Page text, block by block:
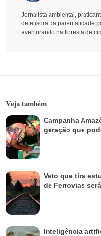
Jornalista ambiental,
defensora da parentalidade
aventurando na floresta de
Veja também
Campanha
geração que
Veto que tira
de Ferrovias
Inteligência